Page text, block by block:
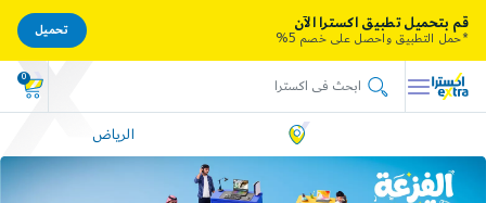
0
الرياض
قم بتحميل تطبيق اكسترا الآن
*حمل التطبيق واحصل على خصم 5%
تحميل